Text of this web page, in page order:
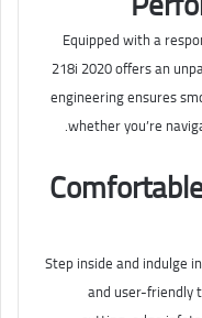
Equipped with a
218i 2020 offers an
engineering ensures
whether you’re
Step inside and indulge
and user-friendly